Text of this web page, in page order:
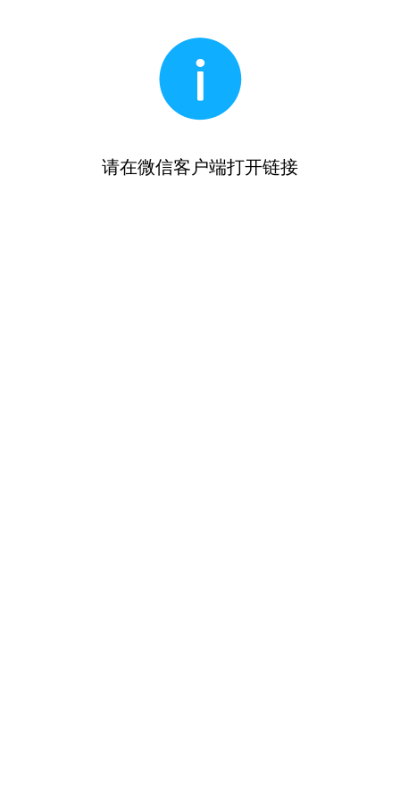
请在微信客户端打开链接